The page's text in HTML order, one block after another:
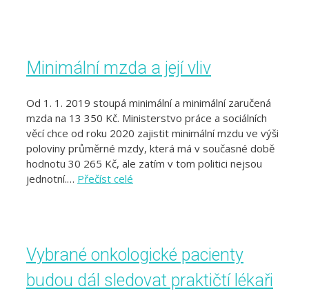
Minimální mzda a její vliv
Od 1. 1. 2019 stoupá minimální a minimální zaručená
mzda na 13 350 Kč. Ministerstvo práce a sociálních
věcí chce od roku 2020 zajistit minimální mzdu ve výši
poloviny průměrné mzdy, která má v současné době
hodnotu 30 265 Kč, ale zatím v tom politici nejsou
jednotní.… Přečíst celé
Vybrané onkologické pacienty
budou dál sledovat praktičtí lékaři